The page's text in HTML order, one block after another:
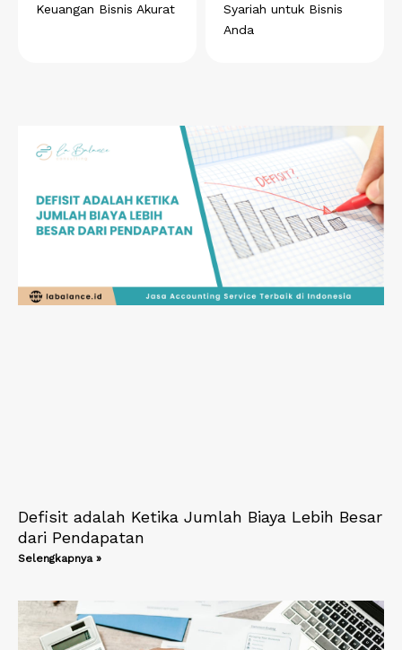
Keuangan Bisnis Akurat
Syariah untuk Bisnis
Anda
Defisit adalah Ketika Jumlah Biaya Lebih Besar
dari Pendapatan
Selengkapnya »